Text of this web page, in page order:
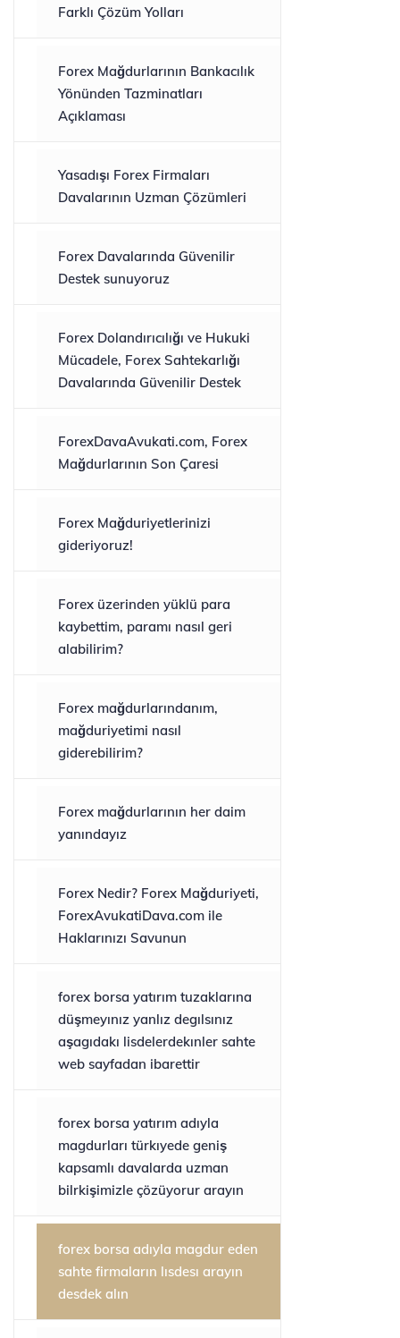
Farklı Çözüm Yolları
Forex Mağdurlarının Bankacılık
Yönünden Tazminatları
Açıklaması
Yasadışı Forex Firmaları
Davalarının Uzman Çözümleri
Forex Davalarında Güvenilir
Destek sunuyoruz
Forex Dolandırıcılığı ve Hukuki
Mücadele, Forex Sahtekarlığı
Davalarında Güvenilir Destek
ForexDavaAvukati.com, Forex
Mağdurlarının Son Çaresi
Forex Mağduriyetlerinizi
gideriyoruz!
Forex üzerinden yüklü para
kaybettim, paramı nasıl geri
alabilirim?
Forex mağdurlarındanım,
mağduriyetimi nasıl
giderebilirim?
Forex mağdurlarının her daim
yanındayız
Forex Nedir? Forex Mağduriyeti,
ForexAvukatiDava.com ile
Haklarınızı Savunun
forex borsa yatırım tuzaklarına
düşmeyınız yanlız degılsınız
aşagıdakı lisdelerdekınler sahte
web sayfadan ibarettir
forex borsa yatırım adıyla
magdurları türkıyede geniş
kapsamlı davalarda uzman
bilrkişimizle çözüyorur arayın
forex borsa adıyla magdur eden
sahte firmaların lısdesı arayın
desdek alın